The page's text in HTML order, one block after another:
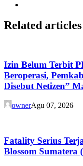
Related articles
Izin Belum Terbit
Beroperasi,
Disebut Netizen”
ownerAgu 07, 2026
Fatality Serius
Blossom Sumatera